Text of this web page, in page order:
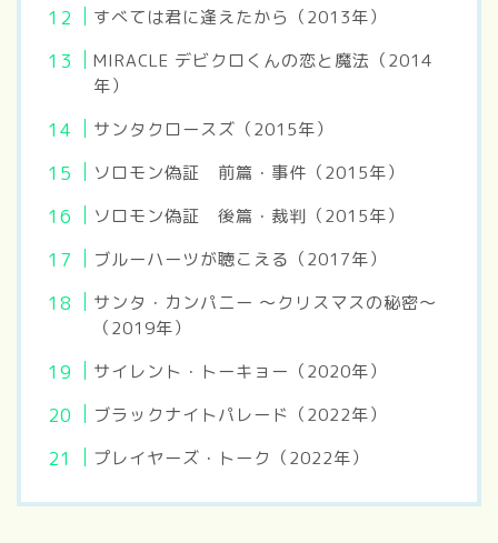
すべては君に逢えたから（2013年）
MIRACLE デビクロくんの恋と魔法（2014
年）
サンタクロースズ（2015年）
ソロモン偽証 前篇・事件（2015年）
ソロモン偽証 後篇・裁判（2015年）
ブルーハーツが聴こえる（2017年）
サンタ・カンパニー ～クリスマスの秘密～
（2019年）
サイレント・トーキョー（2020年）
ブラックナイトパレード（2022年）
プレイヤーズ・トーク（2022年）